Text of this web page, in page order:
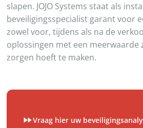
slapen. JOJO Systems staat als
beveiligingsspecialist garant voor
zowel voor, tijdens als na de
oplossingen met een meerwaarde
zorgen hoeft te maken.
Vraag hier uw